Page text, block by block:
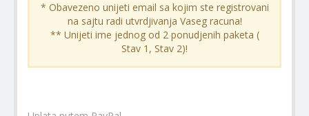
* Obavezeno unijeti email sa kojim ste registrovani
na sajtu radi utvrdjivanja Vaseg racuna!
** Unijeti ime jednog od 2 ponudjenih paketa (
Stav 1, Stav 2)!